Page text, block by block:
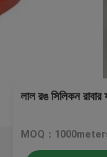
লাল রঙ সিলিকন
MOQ：